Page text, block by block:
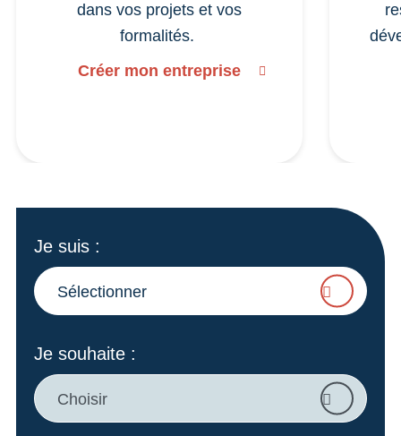
dans vos projets et vos
formalités.
Créer mon entreprise
Je suis :
Sélectionner
Je souhaite :
Choisir